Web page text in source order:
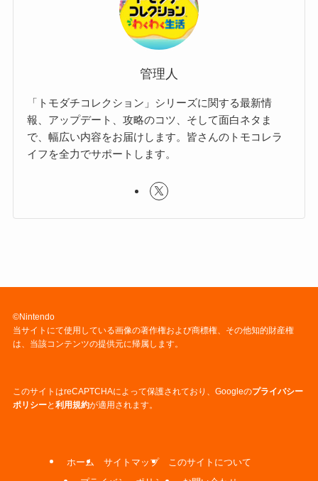
管理人
「トモダチコレクション」シリーズに関する最新情
報、アップデート、攻略のコツ、そして面白ネタま
で、幅広い内容をお届けします。皆さんのトモコレラ
イフを全力でサポートします。
©Nintendo
当サイトにて使用している画像の著作権および商標権、その他知的財産権
は、当該コンテンツの提供元に帰属します。
このサイトはreCAPTCHAによって保護されており、Googleのプライバシー
ポリシーと利用規約が適用されます。
ホーム サイトマップ
このサイトについて